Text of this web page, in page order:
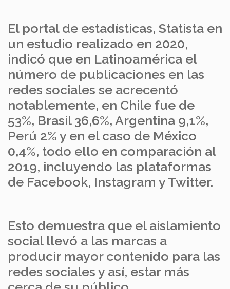
El portal de estadísticas, Statista en
un estudio realizado en 2020,
indicó que en Latinoamérica el
número de publicaciones en las
redes sociales se acrecentó
notablemente, en Chile fue de
53%, Brasil 36,6%, Argentina 9,1%,
Perú 2% y en el caso de México
0,4%, todo ello en comparación al
2019, incluyendo las plataformas
de Facebook, Instagram y Twitter.
Esto demuestra que el aislamiento
social llevó a las marcas a
producir mayor contenido para las
redes sociales y así, estar más